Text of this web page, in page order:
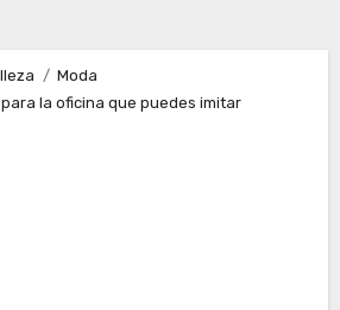
Moda
la oficina que puedes imitar